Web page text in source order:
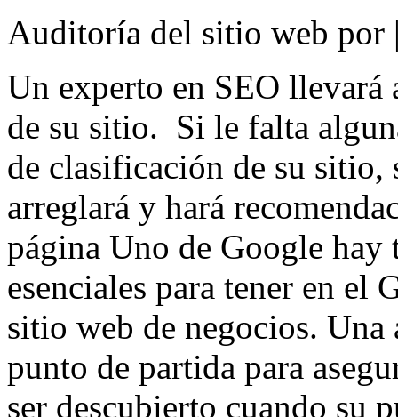
Auditoría del sitio web por
Un experto en SEO llevará
de su sitio. Si le falta
de clasificación de su sitio,
arreglará y hará
página Uno de Google hay
esenciales para tener en el
sitio web de negocios.
punto de partida para
ser descubierto cuando su